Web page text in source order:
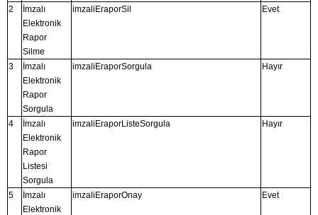
2
İmzalı
Elektronik
Rapor
Silme
imzaliEraporSil Evet
3
İmzalı
Elektronik
Rapor
Sorgula
imzaliEraporSorgula Hayır
4
İmzalı
Elektronik
Rapor
Listesi
Sorgula
imzaliEraporListeSorgula Hayır
5
İmzalı
Elektronik
imzaliEraporOnay Evet